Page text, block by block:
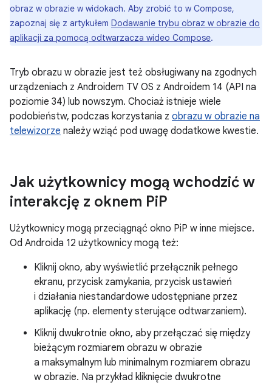
obraz w obrazie w widokach. Aby zrobić to w Compose,
zapoznaj się z artykułem Dodawanie trybu obraz w obrazie do
aplikacji za pomocą odtwarzacza wideo Compose.
Tryb obrazu w obrazie jest też obsługiwany na zgodnych
urządzeniach z Androidem TV OS z Androidem 14 (API na
poziomie 34) lub nowszym. Chociaż istnieje wiele
podobieństw, podczas korzystania z obrazu w obrazie na
telewizorze należy wziąć pod uwagę dodatkowe kwestie.
Jak użytkownicy mogą wchodzić w
interakcję z oknem PiP
Użytkownicy mogą przeciągnąć okno PiP w inne miejsce.
Od Androida 12 użytkownicy mogą też:
Kliknij okno, aby wyświetlić przełącznik pełnego
ekranu, przycisk zamykania, przycisk ustawień
i działania niestandardowe udostępniane przez
aplikację (np. elementy sterujące odtwarzaniem).
Kliknij dwukrotnie okno, aby przełączać się między
bieżącym rozmiarem obrazu w obrazie
a maksymalnym lub minimalnym rozmiarem obrazu
w obrazie. Na przykład kliknięcie dwukrotne